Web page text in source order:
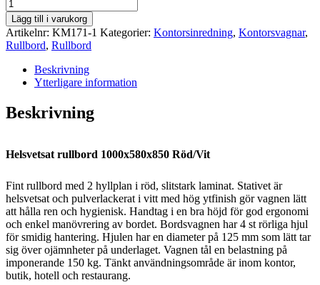
rullbord
1000x580x850
Röd/Vit
mängd
Lägg till i varukorg
Artikelnr: KM171-1 Kategorier: Kontorsinredning, Kontorsvagnar,
Rullbord, Rullbord
Beskrivning
Ytterligare information
Beskrivning
Helsvetsat rullbord 1000x580x850 Röd/Vit
Fint rullbord med 2 hyllplan i röd, slitstark laminat. Stativet är
helsvetsat och pulverlackerat i vitt med hög ytfinish gör vagnen lätt
att hålla ren och hygienisk. Handtag i en bra höjd för god ergonomi
och enkel manövrering av bordet. Bordsvagnen har 4 st rörliga hjul
för smidig hantering. Hjulen har en diameter på 125 mm som lätt tar
sig över ojämnheter på underlaget. Vagnen tål en belastning på
imponerande 150 kg. Tänkt användningsområde är inom kontor,
butik, hotell och restaurang.